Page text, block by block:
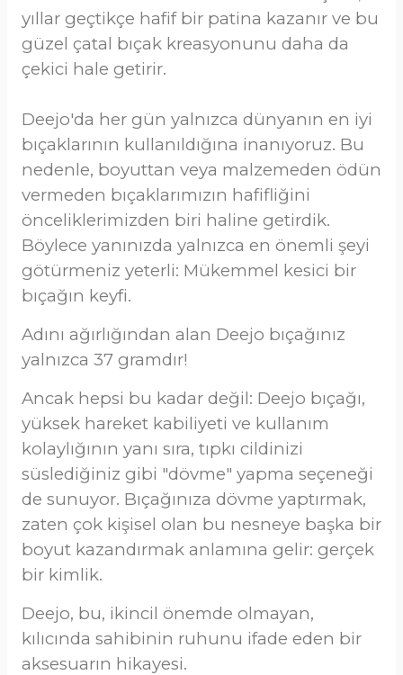
yıllar geçtikçe hafif bir patina kazanır ve bu
güzel çatal bıçak kreasyonunu daha da
çekici hale getirir.
Deejo'da her gün yalnızca dünyanın en iyi
bıçaklarının kullanıldığına inanıyoruz. Bu
nedenle, boyuttan veya malzemeden ödün
vermeden bıçaklarımızın hafifliğini
önceliklerimizden biri haline getirdik.
Böylece yanınızda yalnızca en önemli şeyi
götürmeniz yeterli: Mükemmel kesici bir
bıçağın keyfi.
Adını ağırlığından alan Deejo bıçağınız
yalnızca 37 gramdır!
Ancak hepsi bu kadar değil: Deejo bıçağı,
yüksek hareket kabiliyeti ve kullanım
kolaylığının yanı sıra, tıpkı cildinizi
süslediğiniz gibi "dövme" yapma seçeneği
de sunuyor. Bıçağınıza dövme yaptırmak,
zaten çok kişisel olan bu nesneye başka bir
boyut kazandırmak anlamına gelir: gerçek
bir kimlik.
Deejo, bu, ikincil önemde olmayan,
kılıcında sahibinin ruhunu ifade eden bir
aksesuarın hikayesi.